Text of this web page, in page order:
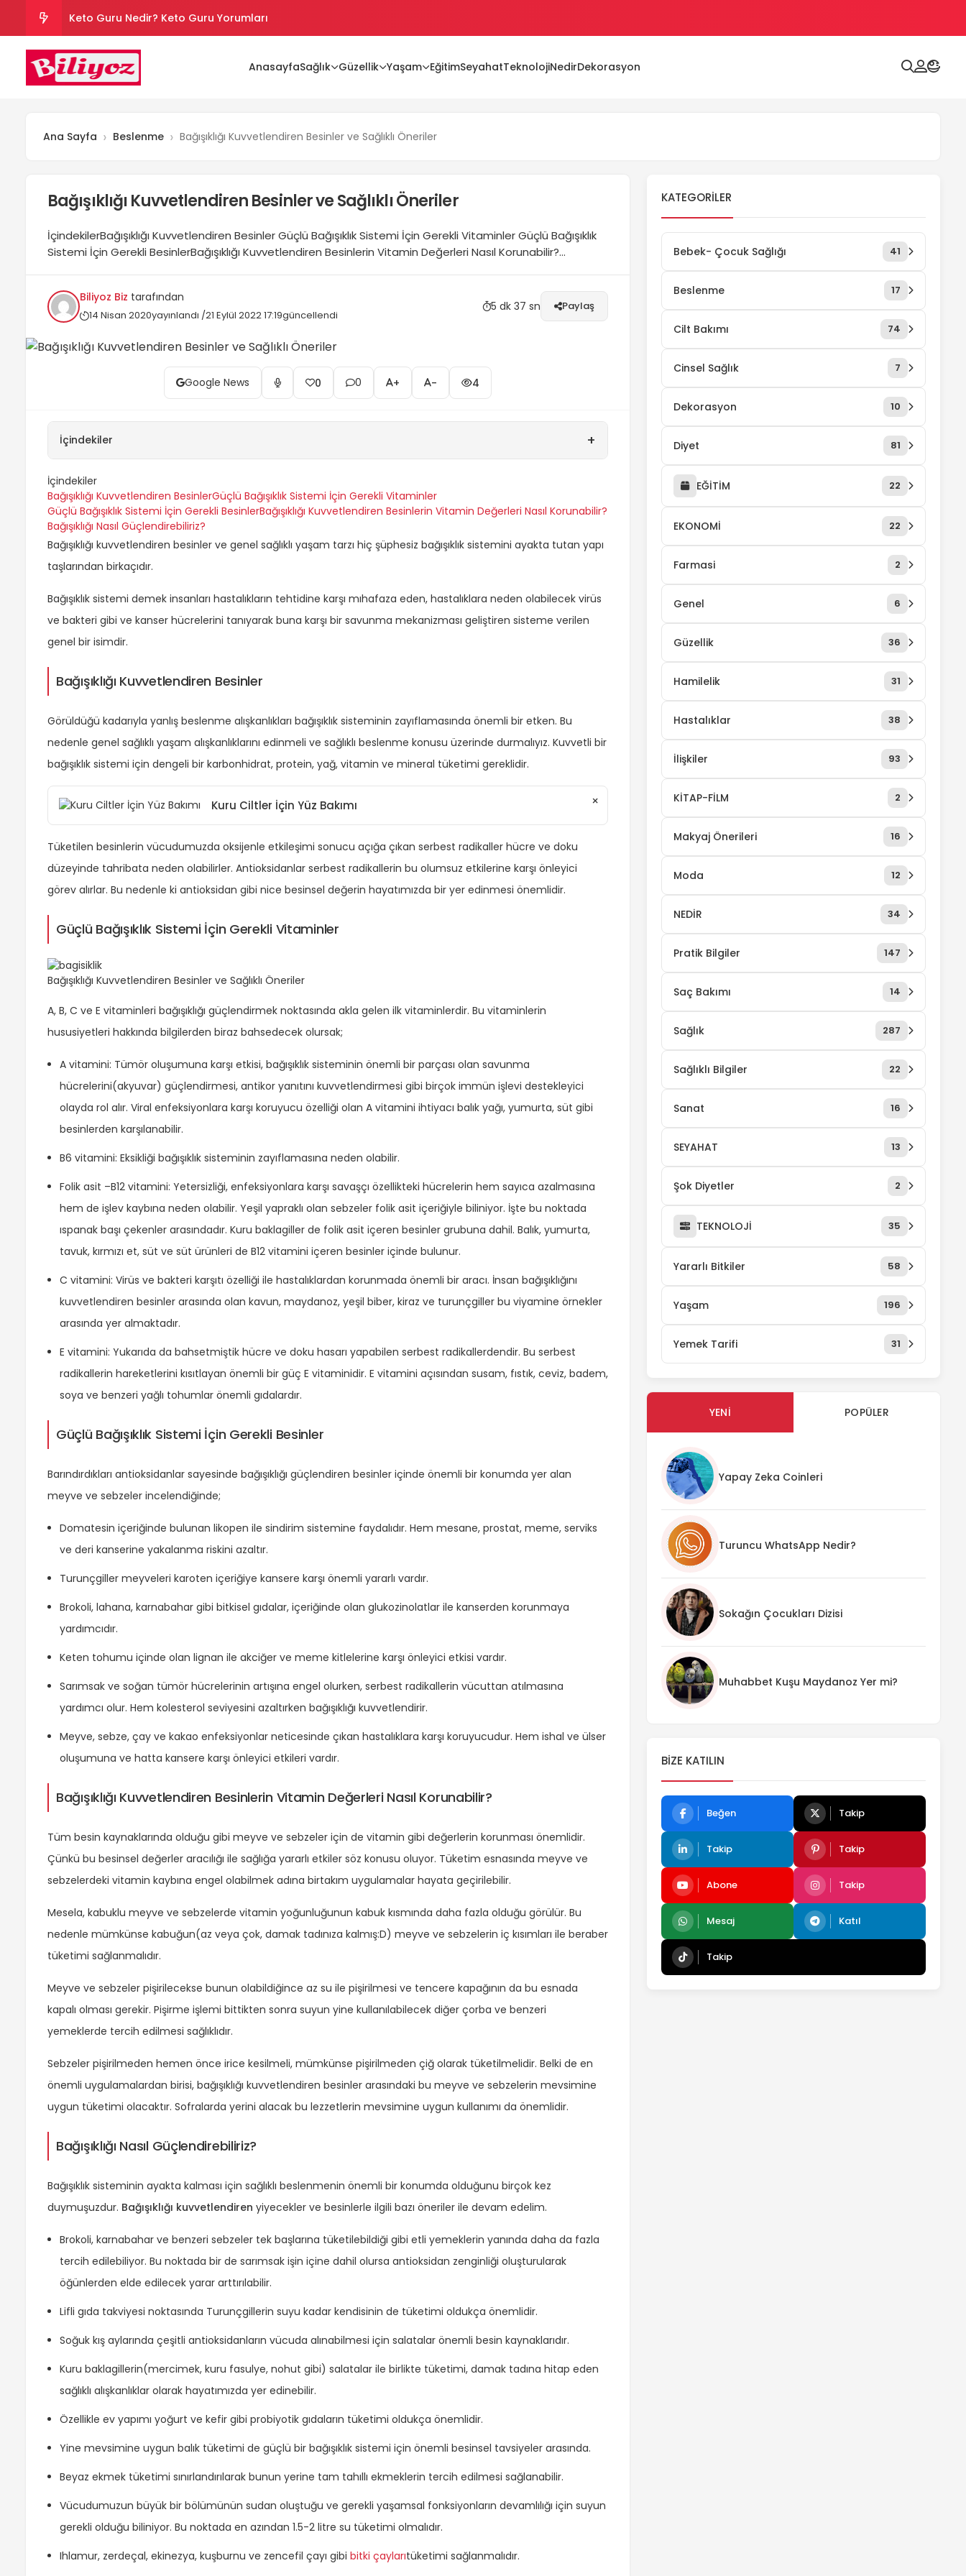
Keto Guru Nedir? Keto Guru Yorumları
Karındaki Selülitler Nasıl Gider? Göbek Selüliti
Loreal Paris Hydra Genius Kullanıcı Yorumları
AnasayfaSağlık Güzellik Yaşam EğitimSeyahatTeknolojiNedirDekorasyon
Ana Sayfa Beslenme Bağışıklığı Kuvvetlendiren Besinler ve Sağlıklı Öneriler
Bağışıklığı Kuvvetlendiren Besinler ve Sağlıklı Öneriler
İçindekilerBağışıklığı Kuvvetlendiren Besinler Güçlü Bağışıklık Sistemi İçin Gerekli Vitaminler Güçlü Bağışıklık
Sistemi İçin Gerekli BesinlerBağışıklığı Kuvvetlendiren Besinlerin Vitamin Değerleri Nasıl Korunabilir?
hastalıkların tehtidine karşı mıhafaza eden, hastalıklara neden...
Biliyoz Biz tarafından
14 Nisan 2020yayınlandı /21 Eylül 2022 17:19güncellendi
5 dk 37 sn Paylaş
Google News 0 0 + - 4
İçindekiler +
İçindekiler
Bağışıklığı Kuvvetlendiren BesinlerGüçlü Bağışıklık Sistemi İçin Gerekli Vitaminler
Güçlü Bağışıklık Sistemi İçin Gerekli BesinlerBağışıklığı Kuvvetlendiren Besinlerin Vitamin Değerleri Nasıl Korunabilir?
Bağışıklığı Nasıl Güçlendirebiliriz?
Bağışıklığı kuvvetlendiren besinler ve genel sağlıklı yaşam tarzı hiç şüphesiz bağışıklık sistemini ayakta tutan yapı
taşlarından birkaçıdır.
Bağışıklık sistemi demek insanları hastalıkların tehtidine karşı mıhafaza eden, hastalıklara neden olabilecek virüs
ve bakteri gibi ve kanser hücrelerini tanıyarak buna karşı bir savunma mekanizması geliştiren sisteme verilen
genel bir isimdir.
Bağışıklığı Kuvvetlendiren Besinler
Görüldüğü kadarıyla yanlış beslenme alışkanlıkları bağışıklık sisteminin zayıflamasında önemli bir etken. Bu
nedenle genel sağlıklı yaşam alışkanlıklarını edinmeli ve sağlıklı beslenme konusu üzerinde durmalıyız. Kuvvetli bir
bağışıklık sistemi için dengeli bir karbonhidrat, protein, yağ, vitamin ve mineral tüketimi gereklidir.
Kuru Ciltler İçin Yüz Bakımı ×
Tüketilen besinlerin vücudumuzda oksijenle etkileşimi sonucu açığa çıkan serbest radikaller hücre ve doku
düzeyinde tahribata neden olabilirler. Antioksidanlar serbest radikallerin bu olumsuz etkilerine karşı önleyici
görev alırlar. Bu nedenle ki antioksidan gibi nice besinsel değerin hayatımızda bir yer edinmesi önemlidir.
Güçlü Bağışıklık Sistemi İçin Gerekli Vitaminler
Bağışıklığı Kuvvetlendiren Besinler ve Sağlıklı Öneriler
A, B, C ve E vitaminleri bağışıklığı güçlendirmek noktasında akla gelen ilk vitaminlerdir. Bu vitaminlerin
hususiyetleri hakkında bilgilerden biraz bahsedecek olursak;
A vitamini: Tümör oluşumuna karşı etkisi, bağışıklık sisteminin önemli bir parçası olan savunma
hücrelerini(akyuvar) güçlendirmesi, antikor yanıtını kuvvetlendirmesi gibi birçok immün işlevi destekleyici
olayda rol alır. Viral enfeksiyonlara karşı koruyucu özelliği olan A vitamini ihtiyacı balık yağı, yumurta, süt gibi
besinlerden karşılanabilir.
B6 vitamini: Eksikliği bağışıklık sisteminin zayıflamasına neden olabilir.
Folik asit –B12 vitamini: Yetersizliği, enfeksiyonlara karşı savaşçı özellikteki hücrelerin hem sayıca azalmasına
hem de işlev kaybına neden olabilir. Yeşil yapraklı olan sebzeler folik asit içeriğiyle biliniyor. İşte bu noktada
ıspanak başı çekenler arasındadır. Kuru baklagiller de folik asit içeren besinler grubuna dahil. Balık, yumurta,
tavuk, kırmızı et, süt ve süt ürünleri de B12 vitamini içeren besinler içinde bulunur.
C vitamini: Virüs ve bakteri karşıtı özelliği ile hastalıklardan korunmada önemli bir aracı. İnsan bağışıklığını
kuvvetlendiren besinler arasında olan kavun, maydanoz, yeşil biber, kiraz ve turunçgiller bu viyamine örnekler
arasında yer almaktadır.
E vitamini: Yukarıda da bahsetmiştik hücre ve doku hasarı yapabilen serbest radikallerdendir. Bu serbest
radikallerin hareketlerini kısıtlayan önemli bir güç E vitaminidir. E vitamini açısından susam, fıstık, ceviz, badem,
soya ve benzeri yağlı tohumlar önemli gıdalardır.
Güçlü Bağışıklık Sistemi İçin Gerekli Besinler
Barındırdıkları antioksidanlar sayesinde bağışıklığı güçlendiren besinler içinde önemli bir konumda yer alan
meyve ve sebzeler incelendiğinde;
Domatesin içeriğinde bulunan likopen ile sindirim sistemine faydalıdır. Hem mesane, prostat, meme, serviks
ve deri kanserine yakalanma riskini azaltır.
Turunçgiller meyveleri karoten içeriğiye kansere karşı önemli yararlı vardır.
Brokoli, lahana, karnabahar gibi bitkisel gıdalar, içeriğinde olan glukozinolatlar ile kanserden korunmaya
yardımcıdır.
Keten tohumu içinde olan lignan ile akciğer ve meme kitlelerine karşı önleyici etkisi vardır.
Sarımsak ve soğan tümör hücrelerinin artışına engel olurken, serbest radikallerin vücuttan atılmasına
yardımcı olur. Hem kolesterol seviyesini azaltırken bağışıklığı kuvvetlendirir.
Meyve, sebze, çay ve kakao enfeksiyonlar neticesinde çıkan hastalıklara karşı koruyucudur. Hem ishal ve ülser
oluşumuna ve hatta kansere karşı önleyici etkileri vardır.
Bağışıklığı Kuvvetlendiren Besinlerin Vitamin Değerleri Nasıl Korunabilir?
Tüm besin kaynaklarında olduğu gibi meyve ve sebzeler için de vitamin gibi değerlerin korunması önemlidir.
Çünkü bu besinsel değerler aracılığı ile sağlığa yararlı etkiler söz konusu oluyor. Tüketim esnasında meyve ve
sebzelerdeki vitamin kaybına engel olabilmek adına birtakım uygulamalar hayata geçirilebilir.
Mesela, kabuklu meyve ve sebzelerde vitamin yoğunluğunun kabuk kısmında daha fazla olduğu görülür. Bu
nedenle mümkünse kabuğun(az veya çok, damak tadınıza kalmış:D) meyve ve sebzelerin iç kısımları ile beraber
tüketimi sağlanmalıdır.
Meyve ve sebzeler pişirilecekse bunun olabildiğince az su ile pişirilmesi ve tencere kapağının da bu esnada
kapalı olması gerekir. Pişirme işlemi bittikten sonra suyun yine kullanılabilecek diğer çorba ve benzeri
yemeklerde tercih edilmesi sağlıklıdır.
Sebzeler pişirilmeden hemen önce irice kesilmeli, mümkünse pişirilmeden çiğ olarak tüketilmelidir. Belki de en
önemli uygulamalardan birisi, bağışıklığı kuvvetlendiren besinler arasındaki bu meyve ve sebzelerin mevsimine
uygun tüketimi olacaktır. Sofralarda yerini alacak bu lezzetlerin mevsimine uygun kullanımı da önemlidir.
Bağışıklığı Nasıl Güçlendirebiliriz?
Bağışıklık sisteminin ayakta kalması için sağlıklı beslenmenin önemli bir konumda olduğunu birçok kez
duymuşuzdur. Bağışıklığı kuvvetlendiren yiyecekler ve besinlerle ilgili bazı öneriler ile devam edelim.
Brokoli, karnabahar ve benzeri sebzeler tek başlarına tüketilebildiği gibi etli yemeklerin yanında daha da fazla
tercih edilebiliyor. Bu noktada bir de sarımsak işin içine dahil olursa antioksidan zenginliği oluşturularak
öğünlerden elde edilecek yarar arttırılabilir.
Lifli gıda takviyesi noktasında Turunçgillerin suyu kadar kendisinin de tüketimi oldukça önemlidir.
Soğuk kış aylarında çeşitli antioksidanların vücuda alınabilmesi için salatalar önemli besin kaynaklarıdır.
Kuru baklagillerin(mercimek, kuru fasulye, nohut gibi) salatalar ile birlikte tüketimi, damak tadına hitap eden
sağlıklı alışkanlıklar olarak hayatımızda yer edinebilir.
Özellikle ev yapımı yoğurt ve kefir gibi probiyotik gıdaların tüketimi oldukça önemlidir.
Yine mevsimine uygun balık tüketimi de güçlü bir bağışıklık sistemi için önemli besinsel tavsiyeler arasında.
Beyaz ekmek tüketimi sınırlandırılarak bunun yerine tam tahıllı ekmeklerin tercih edilmesi sağlanabilir.
Vücudumuzun büyük bir bölümünün sudan oluştuğu ve gerekli yaşamsal fonksiyonların devamlılığı için suyun
gerekli olduğu biliniyor. Bu noktada en azından 1.5-2 litre su tüketimi olmalıdır.
Ihlamur, zerdeçal, ekinezya, kuşburnu ve zencefil çayı gibi bitki çaylarıtüketimi sağlanmalıdır.
KATEGORILER
Bebek- Çocuk Sağlığı 41
Beslenme 17
Cilt Bakımı 74
Cinsel Sağlık 7
Dekorasyon 10
Diyet 81
EĞİTİM 22
EKONOMİ 22
Farmasi 2
Genel 6
Güzellik 36
Hamilelik 31
Hastalıklar 38
İlişkiler 93
KİTAP-FİLM 2
Makyaj Önerileri 16
Moda 12
NEDİR 34
Pratik Bilgiler 147
Saç Bakımı 14
Sağlık 287
Sağlıklı Bilgiler 22
Sanat 16
SEYAHAT 13
Şok Diyetler 2
TEKNOLOJİ 35
Yararlı Bitkiler 58
Yaşam 196
Yemek Tarifi 31
YENI POPÜLER
Yapay Zeka Coinleri
Turuncu WhatsApp Nedir?
Sokağın Çocukları Dizisi
Muhabbet Kuşu Maydanoz Yer mi?
BIZE KATILIN
Beğen Takip
Takip Takip
Abone Takip
Mesaj Katıl
Takip